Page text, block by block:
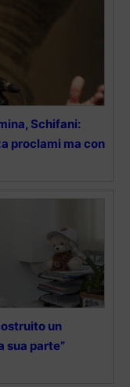
Schifani:
proclami ma con
un
sua parte”